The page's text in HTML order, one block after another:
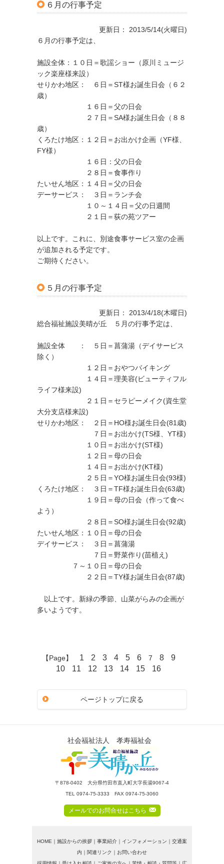
６月の行事予定
更新日： 2013/5/14(火曜日)
６月の行事予定は、
施設全体：１０日＝歌謡ショー（原川ミュージ
ック楽座様来設）
せりかわ地区： ６日＝ST様お誕生日会（６２
歳）
１６日＝父の日会
２７日＝SA様お誕生日会（８８
歳）
くろたけ地区：１２日＝お出かけ企画（YF様、
FY様）
１６日：父の日会
２８日＝食事作り
たいせん地区：１４日＝父の日会
デーサービス： ３日＝ランチ会
１０～１４日＝父の日週間
２１日＝荻の苑ツアー
以上です。これに、別途食事サービス室の企画
が追加される予定です。
ご期待ください。
５月の行事予定
更新日： 2013/4/18(木曜日)
総合福祉施設美晴が丘 ５月の行事予定は、
施設全体 ： ５日＝菖蒲湯（デイサービス
除く）
１２日＝おやつバイキング
１４日＝理美容(ビューティフル
ライフ様来設)
２１日＝セラピーメイク(資生堂
大分支店様来設)
せりかわ地区： ２日＝HO様お誕生日会(81歳)
７日＝お出かけ(TS様、YT様)
１０日＝お出かけ(ST様)
１２日＝母の日会
１４日＝お出かけ(KT様)
２５日＝YO様お誕生日会(93様)
くろたけ地区： ３日＝TF様お誕生日会(63歳)
１９日＝母の日会（作って食べ
よう）
２８日＝SO様お誕生日会(92歳)
たいせん地区：１０日＝母の日会
デイサービス： ３日＝菖蒲湯
７日＝野菜作り(苗植え)
７～１０日＝母の日会
２２日＝TY様お誕生日会(87歳)
以上です。新緑の季節、山菜がらみの企画が
多いようです。
【Page】 1 2 3 4 5 67 8
9
10
11 12 13 14 15 16
ページトップに戻る
社会福祉法人 孝寿福祉会
〒878-0402 大分県竹田市直入町大字長湯9067-4
TEL 0974-75-3333 FAX 0974-75-3060
メールでのお問合せはこちら F
HOME ｜ 施設からの挨拶 ｜ 事業紹介 ｜ インフォメーション ｜ 交通案
内 ｜ 関連リンク ｜ お問い合わせ